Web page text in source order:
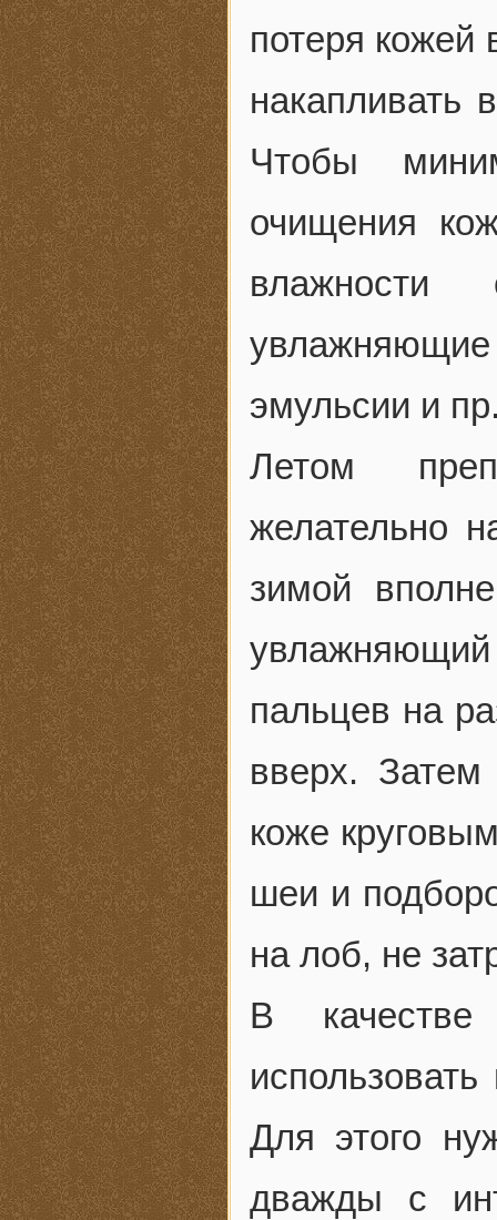
потеря кожей
накапливать
Чтобы
очищения
влажности
эмульсии и
Летом
желательно
зимой
увлажняющий
пальцев на
вверх. Затем
коже
шеи и
на лоб, не
В
Для этого
дважды с